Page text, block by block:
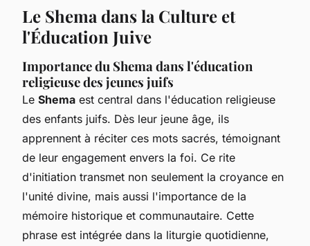
Le Shema dans la Culture et
l'Éducation Juive
Importance du Shema dans l'éducation
religieuse des jeunes juifs
Le Shema est central dans l'éducation religieuse
des enfants juifs. Dès leur jeune âge, ils
apprennent à réciter ces mots sacrés, témoignant
de leur engagement envers la foi. Ce rite
d'initiation transmet non seulement la croyance en
l'unité divine, mais aussi l'importance de la
mémoire historique et communautaire. Cette
phrase est intégrée dans la liturgie quotidienne,